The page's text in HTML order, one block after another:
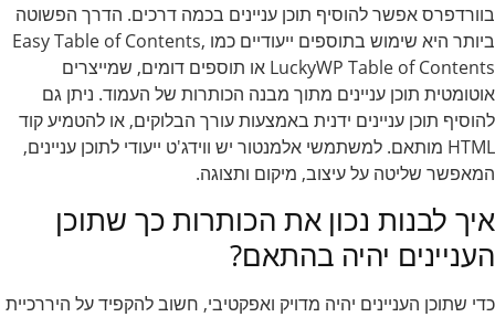
בוורדפרס אפשר להוסיף תוכן עניינים בכמה דרכים. הדרך הפשוטה
ביותר היא שימוש בתוספים ייעודיים כמו Easy Table of Contents,
LuckyWP Table of Contents או תוספים דומים, שמייצרים
אוטומטית תוכן עניינים מתוך מבנה הכותרות של העמוד. ניתן גם
להוסיף תוכן עניינים ידנית באמצעות עורך הבלוקים, או להטמיע קוד
HTML מותאם. למשתמשי אלמנטור יש ווידג'ט ייעודי לתוכן עניינים,
המאפשר שליטה על עיצוב, מיקום ותצוגה.
איך לבנות נכון את הכותרות כך שתוכן
העניינים יהיה בהתאם?
כדי שתוכן העניינים יהיה מדויק ואפקטיבי, חשוב להקפיד על היררכיית